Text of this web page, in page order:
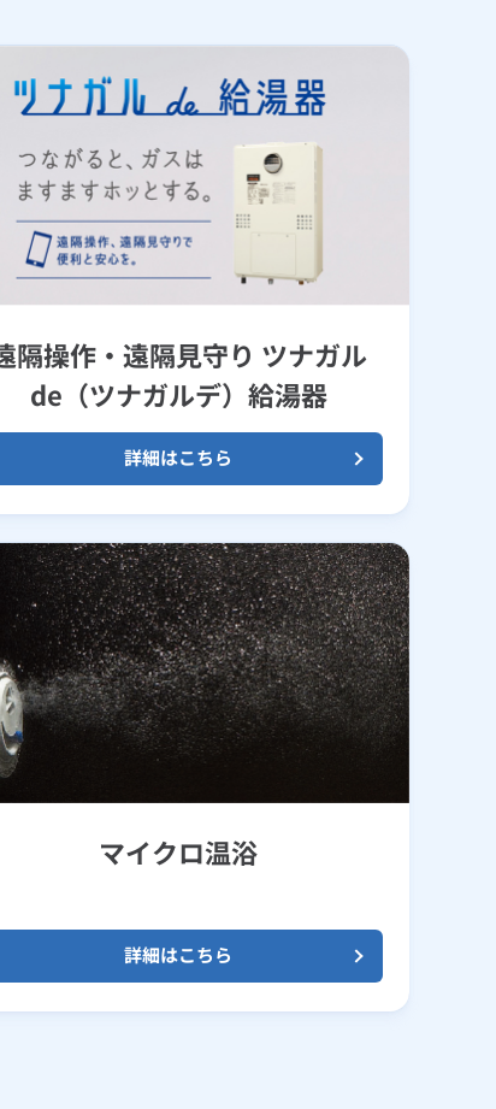
隔操作・遠隔見守り ツナガル
de（ツナガルデ）給湯器
詳細はこちら
マイクロ温浴
詳細はこちら